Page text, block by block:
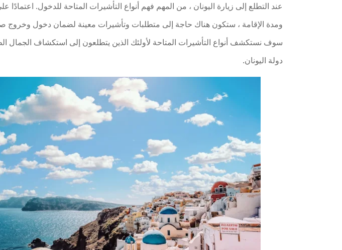
عند التطلع إلى زيارة اليونان ، من المهم فهم أنواع التأشيرات المتاحة للدخول. اعتمادًا
ومدة الإقامة ، ستكون هناك حاجة إلى متطلبات وتأشيرات معينة لضمان دخول وخروج
سوف نستكشف أنواع التأشيرات المتاحة لأولئك الذين يتطلعون إلى استكشاف الجمال
دولة اليونان.